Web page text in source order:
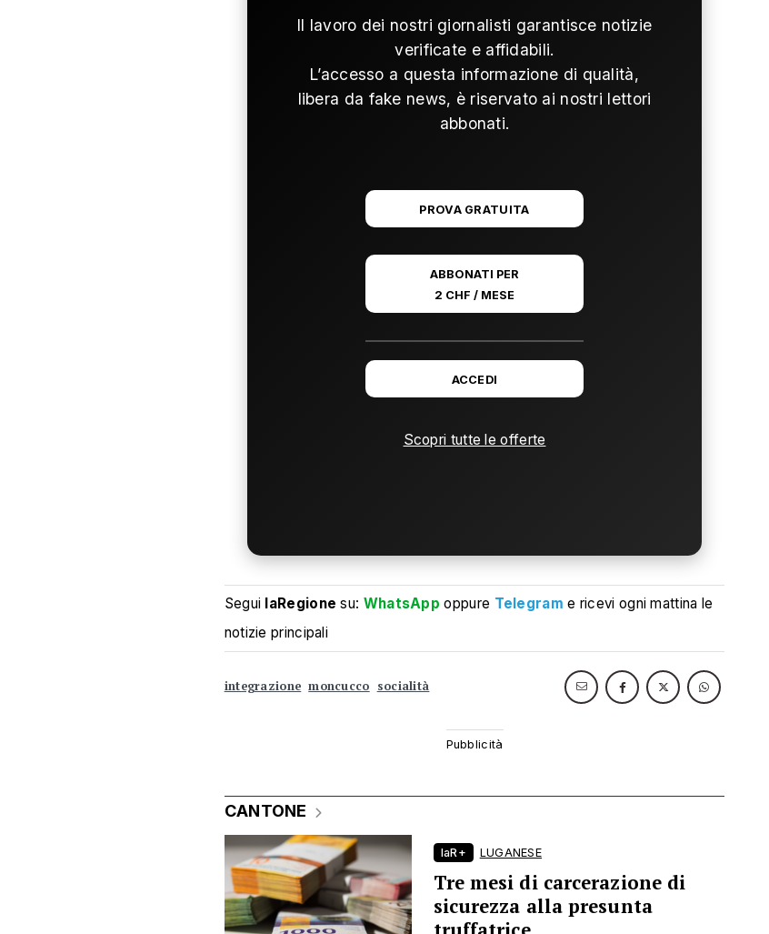
Il lavoro dei nostri giornalisti garantisce notizie
verificate e affidabili.
L’accesso a questa informazione di qualità,
libera da fake news, è riservato ai nostri lettori
abbonati.
PROVA GRATUITA
ABBONATI PER
2 CHF / MESE
ACCEDI
Scopri tutte le offerte
Segui laRegione su: WhatsApp oppure Telegram e ricevi ogni mattina le
notizie principali
integrazione moncucco socialità
CANTONE
laR+ LUGANESE
Tre mesi di carcerazione di
sicurezza alla presunta